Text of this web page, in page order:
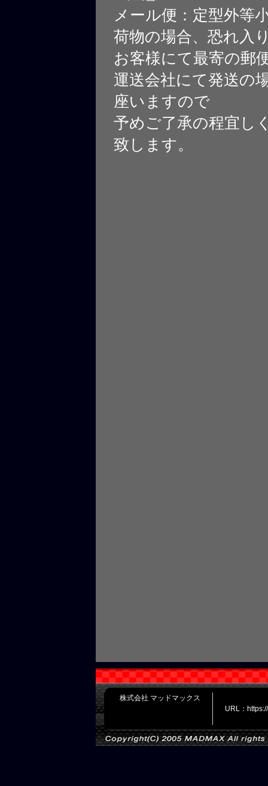
メール便：定型外等
荷物の場合、恐れ入
お客様にて最寄の郵
運送会社にて発送の
座いますので
予めご了承の程宜し
致します。
株式会社 マッドマックス
URL：